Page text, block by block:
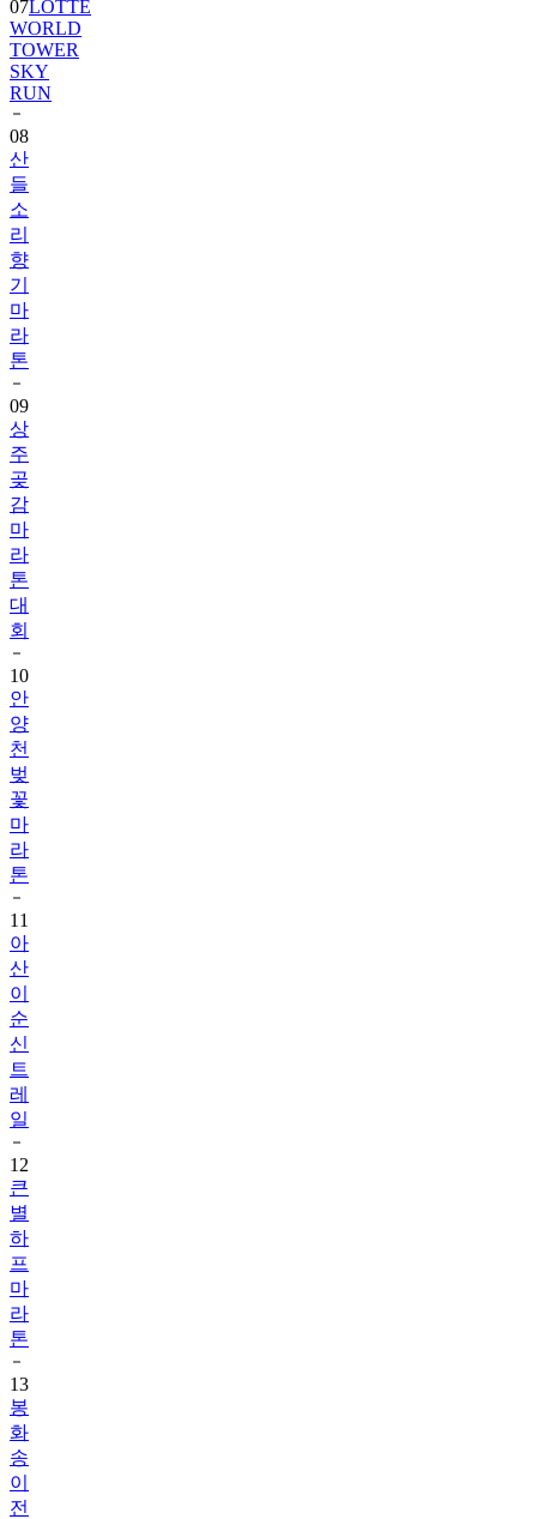
07LOTTE
WORLD
TOWER
SKY
RUN
08
산
들
소
리
향
기
마
라
톤
09
상
주
곶
감
마
라
톤
대
회
10
안
양
천
벚
꽃
마
라
톤
11
아
산
이
순
신
트
레
일
12
큰
별
하
프
마
라
톤
13
봉
화
송
이
전